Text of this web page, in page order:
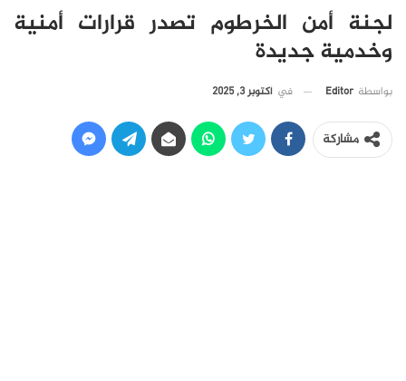
لجنة أمن الخرطوم تصدر قرارات أمنية
وخدمية جديدة
بواسطة Editor في أكتوبر 3, 2025
مشاركة